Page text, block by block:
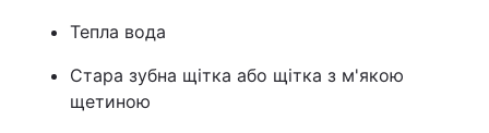
Тепла вода
Стара зубна щітка або щітка з м'якою
щетиною